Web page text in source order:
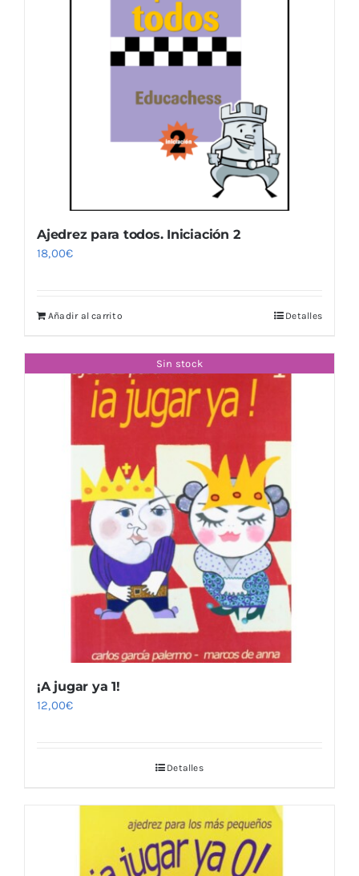
Ajedrez para todos. Iniciación 2
18,00€
Añadir al carrito Detalles
Sin stock
¡A jugar ya 1!
12,00€
Detalles